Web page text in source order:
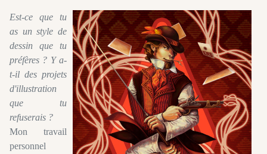
Est-ce que tu
as un style de
dessin que tu
préfères ? Y a-
t-il des projets
d'illustration
que tu
refuserais ?
Mon travail
personnel